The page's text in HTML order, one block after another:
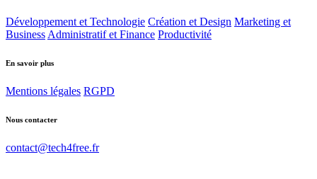
Développement et Technologie Création et Design Marketing et
Business Administratif et Finance Productivité
En savoir plus
Mentions légales RGPD
Nous contacter
contact@tech4free.fr